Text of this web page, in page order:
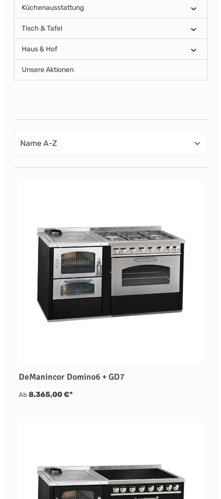
Küchenausstattung
Tisch & Tafel
Haus & Hof
Unsere Aktionen
DeManincor Domino6 + GD7
Ab 8.365,00 €*